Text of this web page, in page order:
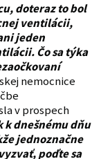
doteraz to bol
ventilácii,
jeden
Čo sa týka
nemocnice
v prospech
k dnešnému dňu
jednoznačne
poďte sa